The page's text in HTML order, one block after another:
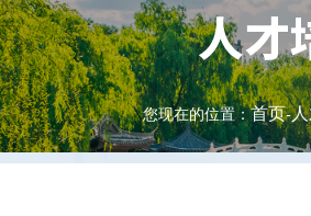
人才
您现在的位置：首页-